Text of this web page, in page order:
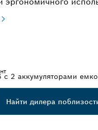
Найти дилера